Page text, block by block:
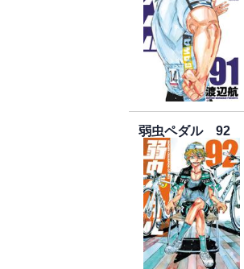
弱虫ペダル 92